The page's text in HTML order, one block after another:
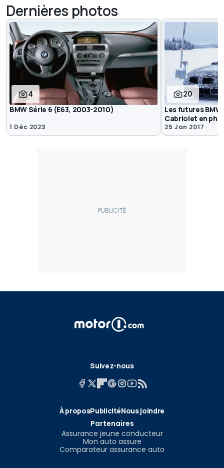
Dernières photos
4
BMW Série 6 (E63, 2003-2010)
1 Déc 2023
20
Les futures
Cabriolet en
25 Jan 2017
Suivez-nous
À proposPublicitéNous joindre
Partenaires
Assurance jeune conducteur
Mon auto assure
Comparateur assurance auto